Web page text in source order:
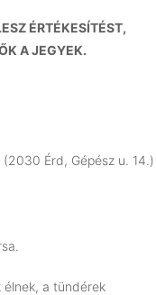
ÉRTÉKESÍTÉST,
A JEGYEK.
(2030 Érd, Gépész u. 14.)
élnek, a tündérek